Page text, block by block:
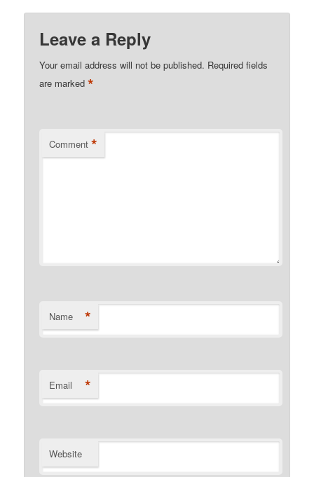
Leave a Reply
Your email address will not be published. Required fields
are marked*
Comment *
Name *
Email *
Website